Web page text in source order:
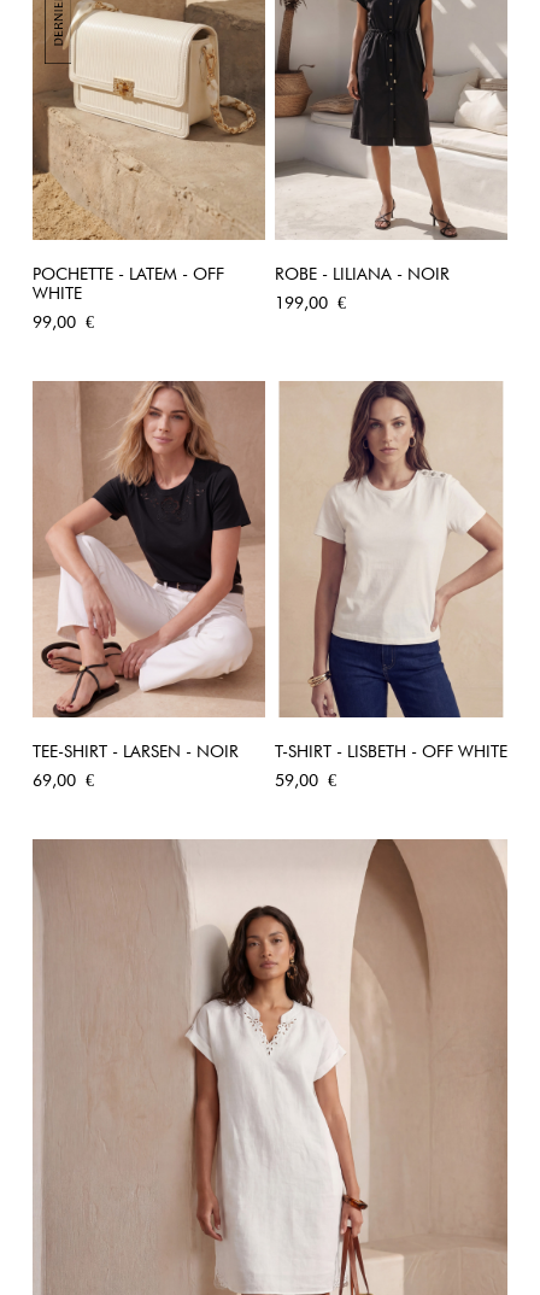
POCHETTE - LATEM - OFF
WHITE
Prix
99,00 €
ROBE - LILIANA - NOIR
Prix
199,00 €
TEE-SHIRT - LARSEN - NOIR
Prix
69,00 €
T-SHIRT - LISBETH - OFF WHITE
Prix
59,00 €